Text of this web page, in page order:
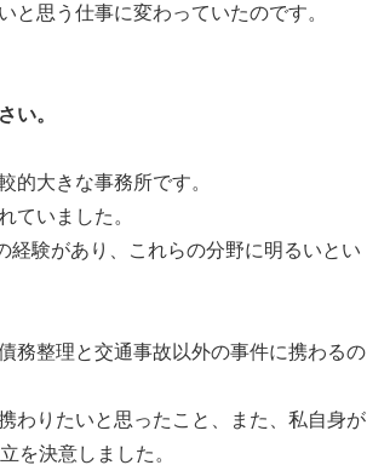
と思う仕事に変わっていたのです。
い。
的大きな事務所です。
ていました。
験があり、これらの分野に明るいとい
務整理と交通事故以外の事件に携わるの
わりたいと思ったこと、また、私自身が
を決意しました。